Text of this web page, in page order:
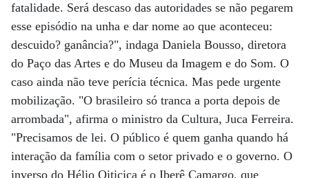
fatalidade. Será descaso das autoridades se não pegarem
esse episódio na unha e dar nome ao que aconteceu:
descuido? ganância?", indaga Daniela Bousso, diretora
do Paço das Artes e do Museu da Imagem e do Som. O
caso ainda não teve perícia técnica. Mas pede urgente
mobilização. "O brasileiro só tranca a porta depois de
arrombada", afirma o ministro da Cultura, Juca Ferreira.
"Precisamos de lei. O público é quem ganha quando há
interação da família com o setor privado e o governo. O
inverso do Hélio Oiticica é o Iberê Camargo, que